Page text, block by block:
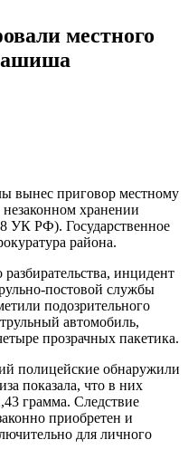
местного
вынес приговор местному
хранении
УК РФ). Государственное
района.
инцидент
постовой службы
подозрительного
автомобиль,
прозрачных пакетика.
полицейские обнаружили
показала, что в них
грамма. Следствие
приобретен и
для личного